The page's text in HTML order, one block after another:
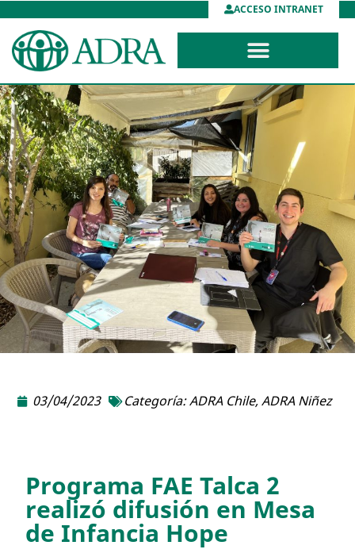
ACCESO INTRANET
03/04/2023 Categoría:ADRA Chile,ADRA Niñez
Programa FAE Talca 2
realizó difusión en Mesa
de Infancia Hope